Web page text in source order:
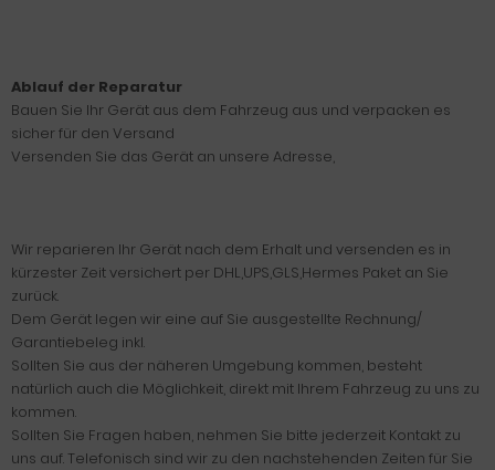
Ablauf der Reparatur
Bauen Sie Ihr Gerät aus dem Fahrzeug aus und verpacken es
sicher für den Versand
Versenden Sie das Gerät an unsere Adresse,
Wir reparieren Ihr Gerät nach dem Erhalt und versenden es in
kürzester Zeit versichert per DHL,UPS,GLS,Hermes Paket an Sie
zurück.
Dem Gerät legen wir eine auf Sie ausgestellte Rechnung/
Garantiebeleg inkl.
Sollten Sie aus der näheren Umgebung kommen, besteht
natürlich auch die Möglichkeit, direkt mit Ihrem Fahrzeug zu uns zu
kommen.
Sollten Sie Fragen haben, nehmen Sie bitte jederzeit Kontakt zu
uns auf. Telefonisch sind wir zu den nachstehenden Zeiten für Sie